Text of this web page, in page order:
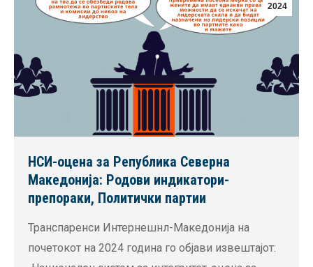
2024
НСИ-оцена за Република Северна
Македонија: Родови индикатори-
препораки, Политички партии
Транспаренси Интернешнл-Македонија на
почетокот на 2024 година го објави извештајот: